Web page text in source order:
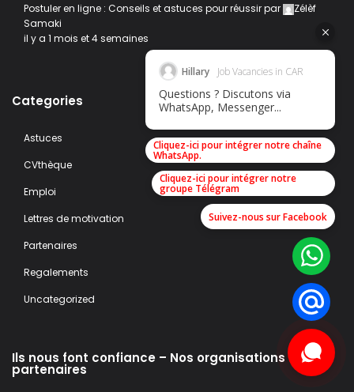
Postuler en ligne : Conseils et astuces pour réussirpar
Zélèf
Samaki
il y a 1 mois et 4 semaines
Categories
Astuces
CVthèque
Emploi
Lettres de motivation
Partenaires
Regalements
Uncategorized
Ils nous font confiance – Nos organisations
partenaires
Hillary Job Vacancies in CAR
Questions ? Discutons via
WhatsApp, Messenger...
Cliquez-ici pour intégrer notre chaîne
WhatsApp.
Cliquez-ici pour intégrer notre
groupe Télégram
Suivez-nous sur Facebook